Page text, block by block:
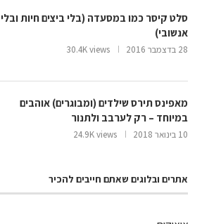
סלט קיסר כמו במסעדה (בלי ביצים חיות ובלי
אנשובי)
28 בדצמבר 2016 30.4K views
מאפינס תירס שילדים (ומבוגרים) אוהבים
במיוחד – רק לערבב ולתנור
10 בינואר 2018 24.9K views
אתרים ובלוגים שאתם חייבים להכיר